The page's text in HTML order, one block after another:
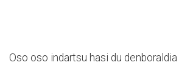
Oso oso indartsu hasi du denboraldia